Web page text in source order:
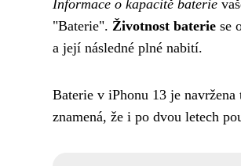
Informace o kapacitě baterie
"Baterie". Životnost baterie se
a její následné plné nabití.
Baterie v iPhonu 13 je
znamená, že i po dvou letech